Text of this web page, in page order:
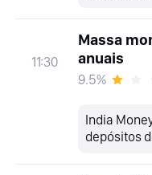
11:30
Massa
anuais
9.5%
India
depósitos